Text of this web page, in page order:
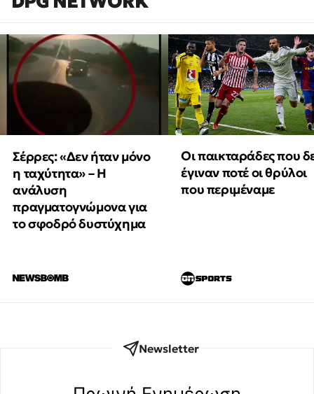
Σέρρες: «Δεν ήταν μόνο
η ταχύτητα» – Η
ανάλυση
πραγματογνώμονα για
το σφοδρό δυστύχημα
Οι παικταράδες που
έγιναν ποτέ οι θρύλοι
που περιμέναμε
Newsletter